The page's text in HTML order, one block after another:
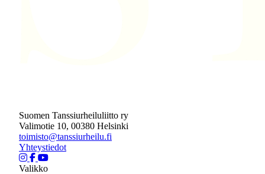
Suomen Tanssiurheiluliitto ry
Valimotie 10, 00380 Helsinki
toimisto@tanssiurheilu.fi
Yhteystiedot
Valikko